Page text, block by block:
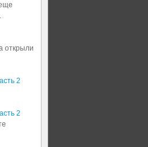
открыли
2
2